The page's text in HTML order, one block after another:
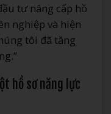
tư nâng cấp hồ
nghiệp và hiện
tôi đã tăng
hồ sơ năng lực